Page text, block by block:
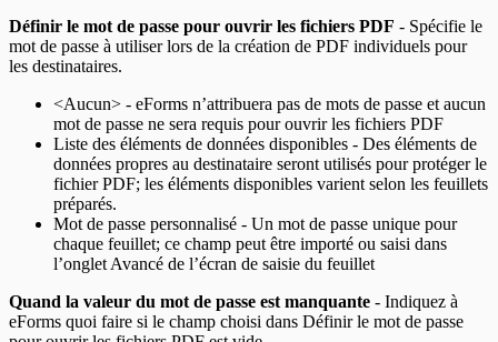
Définir le mot de passe pour ouvrir les fichiers PDF - Spécifie le
mot de passe à utiliser lors de la création de PDF individuels pour
les destinataires.
<Aucun> - eForms n’attribuera pas de mots de passe et aucun
mot de passe ne sera requis pour ouvrir les fichiers PDF
Liste des éléments de données disponibles - Des éléments de
données propres au destinataire seront utilisés pour protéger le
fichier PDF; les éléments disponibles varient selon les feuillets
préparés.
Mot de passe personnalisé - Un mot de passe unique pour
chaque feuillet; ce champ peut être importé ou saisi dans
l’onglet Avancé de l’écran de saisie du feuillet
Quand la valeur du mot de passe est manquante - Indiquez à
eForms quoi faire si le champ choisi dans Définir le mot de passe